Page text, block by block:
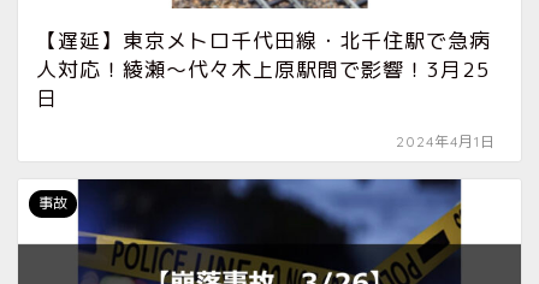
【遅延】東京メトロ千代田線・北千住駅で急病
人対応！綾瀬〜代々木上原駅間で影響！3月25
日
2024年4月1日
事故